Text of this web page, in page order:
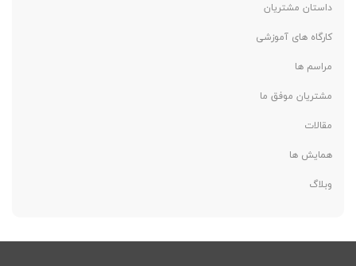
داستان مشتریان
کارگاه های آموزشی
مراسم ها
مشتریان موفق ما
مقالات
همایش ها
وبلاگ